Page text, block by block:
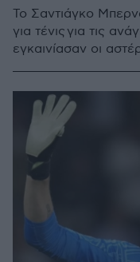
Το Σαντιάγκο
για τένις για τις
εγκαινίασαν οι